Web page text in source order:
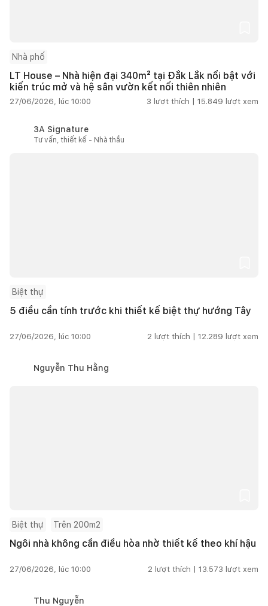
Nhà phố
LT House – Nhà hiện đại 340m² tại Đắk Lắk nổi bật với
kiến trúc mở và hệ sân vườn kết nối thiên nhiên
27/06/2026, lúc 10:00 3 lượt thích | 15.849 lượt xem
3A Signature
Tư vấn, thiết kế - Nhà thầu
Biệt thự
5 điều cần tính trước khi thiết kế biệt thự hướng Tây
27/06/2026, lúc 10:00 2 lượt thích | 12.289 lượt xem
Nguyễn Thu Hằng
Biệt thự Trên 200m2
Ngôi nhà không cần điều hòa nhờ thiết kế theo khí hậu
27/06/2026, lúc 10:00 2 lượt thích | 13.573 lượt xem
Thu Nguyễn